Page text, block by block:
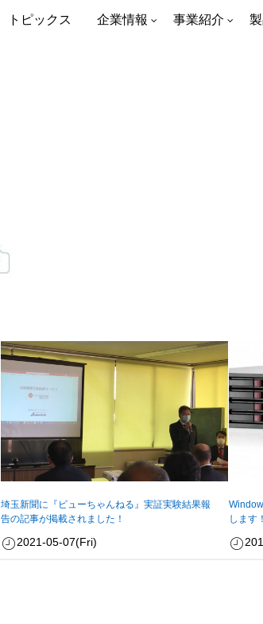
トピックス 企業情報 事業紹介
埼玉新聞に『ビューちゃんねる』実証実験結果報
告の記事が掲載されました！
2021-05-07(Fri)
します！